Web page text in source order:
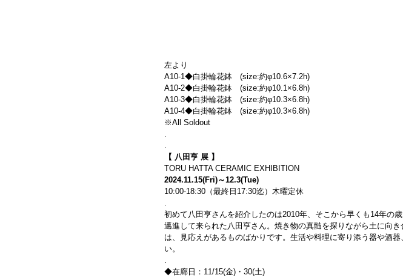
左より
A10-1◆白掛輪花鉢　(size:約φ10.6×7.2h)
A10-2◆白掛輪花鉢　(size:約φ10.1×6.8h)
A10-3◆白掛輪花鉢　(size:約φ10.3×6.8h)
A10-4◆白掛輪花鉢　(size:約φ10.3×6.8h)
※All Soldout
.
.
【 八田亨 展 】
TORU HATTA CERAMIC EXHIBITION
2024.11.15(Fri)～12.3(Tue)
10:00-18:30（最終日17:30迄）木曜定休
.
初めて八田亨さんを紹介したのは2010年、そこから早くも14年の
邁進して来られた八田亨さん。焼き物の真髄を探りながら土に向
は、見応えがあるものばかりです。生活や料理に寄り添う器や酒
い。
.
◆在廊日：11/15(金)・30(土)